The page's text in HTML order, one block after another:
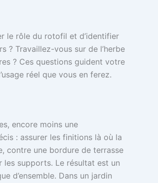
le rôle du rotofil et d’identifier
? Travaillez-vous sur de l’herbe
? Ces questions guident votre
réel que vous en ferez.
encore moins une
: assurer les finitions là où la
contre une bordure de terrasse
les supports. Le résultat est un
d’ensemble. Dans un jardin